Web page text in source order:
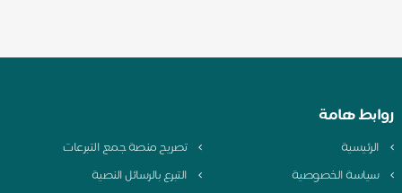
روابط هامة
الرئيسية
تصريح منصة جمع التبرعات
سياسة الخصوصية
التبرع بالرسائل النصية